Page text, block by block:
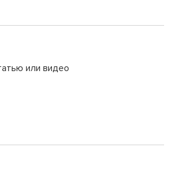
или видео